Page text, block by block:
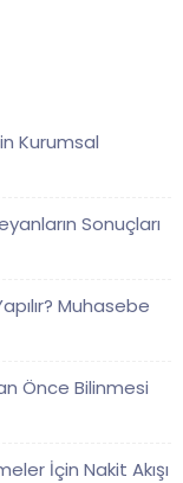
Kurumsal
Sonuçları
Muhasebe
Önce Bilinmesi
İçin Nakit Akışı